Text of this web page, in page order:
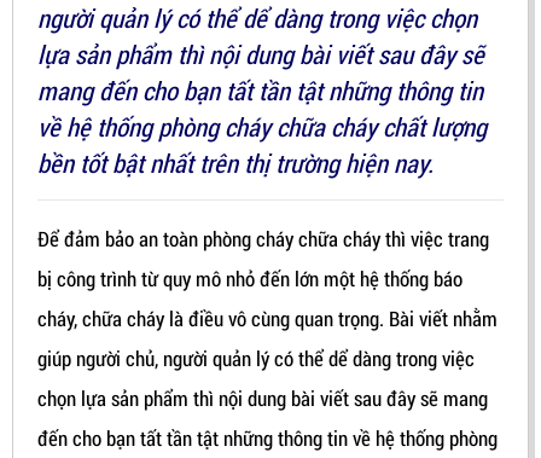
người quản lý có thể dể dàng trong việc chọn
lựa sản phẩm thì nội dung bài viết sau đây sẽ
mang đến cho bạn tất tần tật những thông tin
về hệ thống phòng cháy chữa cháy chất lượng
bền tốt bật nhất trên thị trường hiện nay.
Để đảm bảo an toàn phòng cháy chữa cháy thì việc trang
bị công trình từ quy mô nhỏ đến lớn một hệ thống báo
cháy, chữa cháy là điều vô cùng quan trọng. Bài viết nhằm
giúp người chủ, người quản lý có thể dể dàng trong việc
chọn lựa sản phẩm thì nội dung bài viết sau đây sẽ mang
đến cho bạn tất tần tật những thông tin về hệ thống phòng